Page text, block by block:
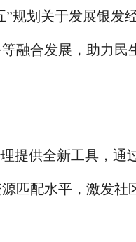
”规划关于发展银发
融合发展，助力民
提供全新工具，通
匹配水平，激发社